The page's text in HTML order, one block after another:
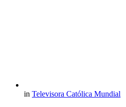
in Televisora Católica Mundial